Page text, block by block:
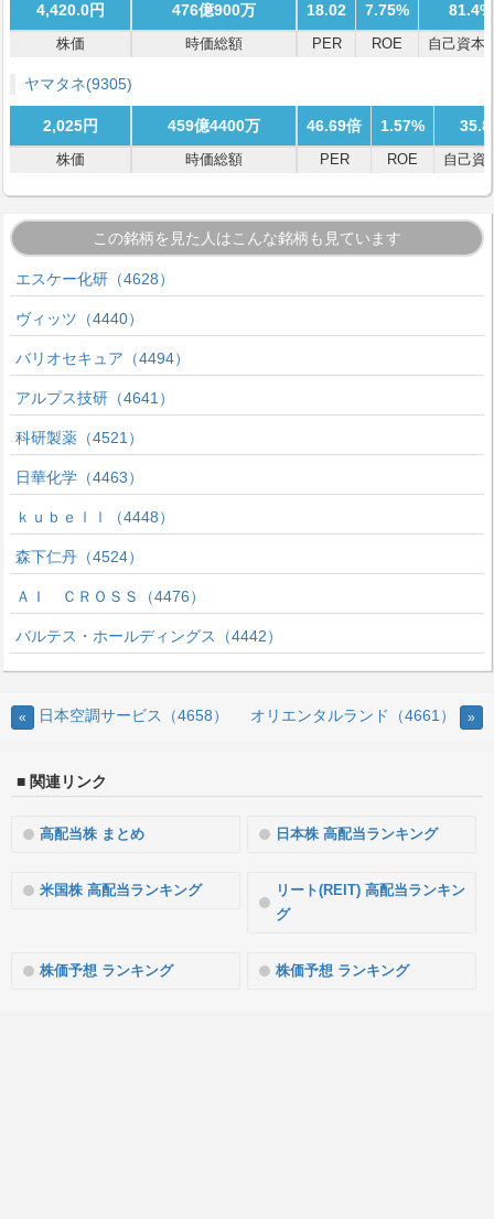
4,420.0円 476億900万 18.02 7.75% 81.4%
株価 時価総額 PER ROE 自己資本
ヤマタネ(9305)
2,025円 459億4400万 46.69倍 1.57%
株価 時価総額 PER ROE 自己資
この銘柄を見た人はこんな銘柄も見ています
エスケー化研（4628）
ヴィッツ（4440）
バリオセキュア（4494）
アルプス技研（4641）
科研製薬（4521）
日華化学（4463）
ｋｕｂｅｌｌ（4448）
森下仁丹（4524）
ＡＩ ＣＲＯＳＳ（4476）
バルテス・ホールディングス（4442）
« 日本空調サービス（4658） オリエンタルランド（4661） »
■ 関連リンク
高配当株 まとめ 日本株 高配当ランキング
米国株 高配当ランキング
リート(REIT) 高配当ランキン
グ
株価予想 ランキング 株価予想 ランキング